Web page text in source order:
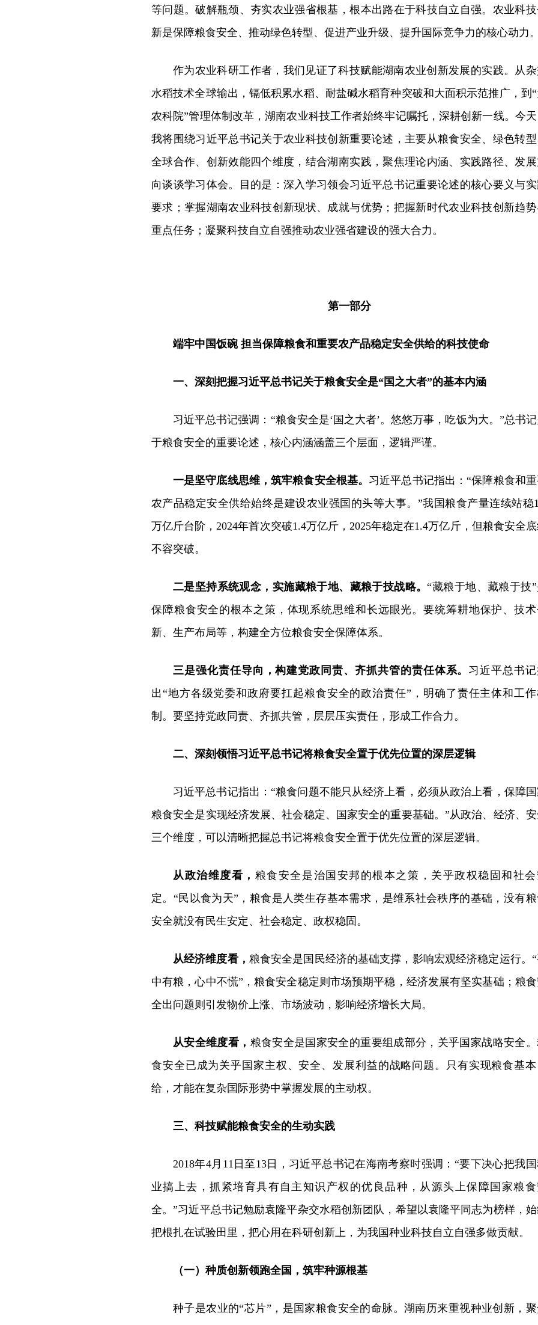
等问题。破解瓶颈、夯实农业强省根基，根本出路在于科技自立自强。农业科技
新是保障粮食安全、推动绿色转型、促进产业升级、提升国际竞争力的核心动力。
作为农业科研工作者，我们见证了科技赋能湖南农业创新发展的实践。从
水稻技术全球输出，镉低积累水稻、耐盐碱水稻育种突破和大面积示范推广，到
农科院”管理体制改革，湖南农业科技工作者始终牢记嘱托，深耕创新一线。今天
我将围绕习近平总书记关于农业科技创新重要论述，主要从粮食安全、绿色转型
全球合作、创新效能四个维度，结合湖南实践，聚焦理论内涵、实践路径、发
向谈谈学习体会。目的是：深入学习领会习近平总书记重要论述的核心要义与
要求；掌握湖南农业科技创新现状、成就与优势；把握新时代农业科技创新趋
重点任务；凝聚科技自立自强推动农业强省建设的强大合力。
第一部分
端牢中国饭碗 担当保障粮食和重要农产品稳定安全供给的科技使命
一、深刻把握习近平总书记关于粮食安全是“国之大者”的基本内涵
习近平总书记强调：“粮食安全是‘国之大者’。悠悠万事，吃饭为大。”总书
于粮食安全的重要论述，核心内涵涵盖三个层面，逻辑严谨。
一是坚守底线思维，筑牢粮食安全根基。 习近平总书记指出：“保障粮食和
农产品稳定安全供给始终是建设农业强国的头等大事。”我国粮食产量连续站稳
万亿斤台阶，2024年首次突破1.4万亿斤，2025年稳定在1.4万亿斤，但粮食安全
不容突破。
二是坚持系统观念，实施藏粮于地、藏粮于技战略。“藏粮于地、藏粮于技
保障粮食安全的根本之策，体现系统思维和长远眼光。要统筹耕地保护、技术
新、生产布局等，构建全方位粮食安全保障体系。
三是强化责任导向，构建党政同责、齐抓共管的责任体系。 习近平总书记
出“地方各级党委和政府要扛起粮食安全的政治责任”，明确了责任主体和工
制。要坚持党政同责、齐抓共管，层层压实责任，形成工作合力。
二、深刻领悟习近平总书记将粮食安全置于优先位置的深层逻辑
习近平总书记指出：“粮食问题不能只从经济上看，必须从政治上看，保障
粮食安全是实现经济发展、社会稳定、国家安全的重要基础。”从政治、经济、
三个维度，可以清晰把握总书记将粮食安全置于优先位置的深层逻辑。
从政治维度看， 粮食安全是治国安邦的根本之策，关乎政权稳固和社会
定。“民以食为天”，粮食是人类生存基本需求，是维系社会秩序的基础，没有
安全就没有民生安定、社会稳定、政权稳固。
从经济维度看， 粮食安全是国民经济的基础支撑，影响宏观经济稳定运行。
中有粮，心中不慌”，粮食安全稳定则市场预期平稳，经济发展有坚实基础；粮
全出问题则引发物价上涨、市场波动，影响经济增长大局。
从安全维度看， 粮食安全是国家安全的重要组成部分，关乎国家战略安全
食安全已成为关乎国家主权、安全、发展利益的战略问题。只有实现粮食基本
给，才能在复杂国际形势中掌握发展的主动权。
三、科技赋能粮食安全的生动实践
2018年4月11日至13日，习近平总书记在海南考察时强调：“要下决心把我
业搞上去，抓紧培育具有自主知识产权的优良品种，从源头上保障国家粮食
全。”习近平总书记勉励袁隆平杂交水稻创新团队，希望以袁隆平同志为榜样，
把根扎在试验田里，把心用在科研创新上，为我国种业科技自立自强多做贡献。
（一）种质创新领跑全国，筑牢种源根基
种子是农业的“芯片”，是国家粮食安全的命脉。湖南历来重视种业创新，